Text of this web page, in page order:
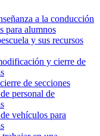
a la conducción
para alumnos
y sus recursos
y cierre de
de secciones
personal de
vehículos para